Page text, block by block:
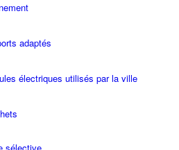
adaptés
électriques utilisés par la ville